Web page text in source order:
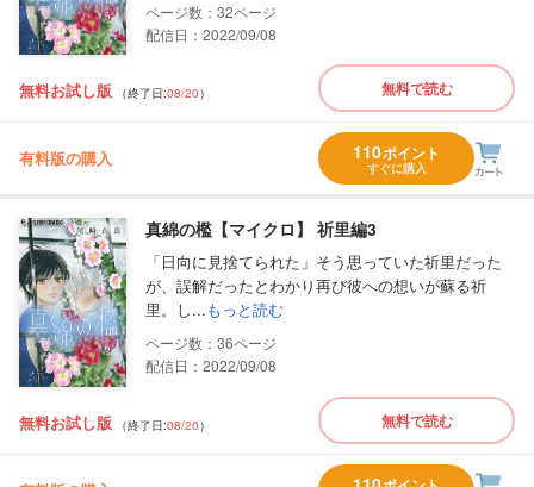
32
配信日：2022/09/08
無料お試し版 （終了日:08/20） 無料で読む
有料版の購入 110ポイント
すぐに購入
真綿の檻【マイクロ】 祈里編3
「日向に見捨てられた」そう思っていた祈里だった
が、誤解だったとわかり再び彼への想いが蘇る祈
里。し...もっと読む
36
配信日：2022/09/08
無料お試し版 （終了日:08/20） 無料で読む